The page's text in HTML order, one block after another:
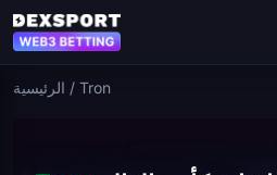
الرئيسية / Tron